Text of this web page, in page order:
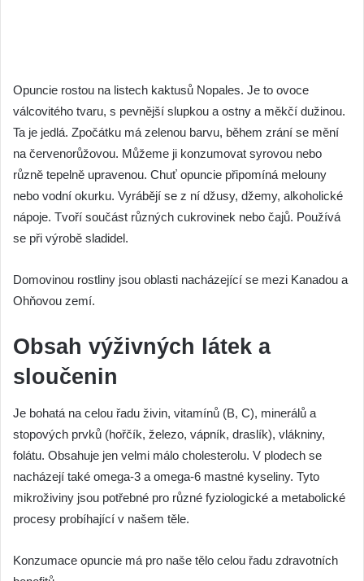
Opuncie rostou na listech kaktusů Nopales. Je to ovoce
válcovitého tvaru, s pevnější slupkou a ostny a měkčí dužinou.
Ta je jedlá. Zpočátku má zelenou barvu, během zrání se mění
na červenorůžovou. Můžeme ji konzumovat syrovou nebo
různě tepelně upravenou. Chuť opuncie připomíná melouny
nebo vodní okurku. Vyrábějí se z ní džusy, džemy, alkoholické
nápoje. Tvoří součást různých cukrovinek nebo čajů. Používá
se při výrobě sladidel.
Domovinou rostliny jsou oblasti nacházející se mezi Kanadou a
Ohňovou zemí.
Obsah výživných látek a
sloučenin
Je bohatá na celou řadu živin, vitamínů (B, C), minerálů a
stopových prvků (hořčík, železo, vápník, draslík), vlákniny,
folátu. Obsahuje jen velmi málo cholesterolu. V plodech se
nacházejí také omega-3 a omega-6 mastné kyseliny. Tyto
mikroživiny jsou potřebné pro různé fyziologické a metabolické
procesy probíhající v našem těle.
Konzumace opuncie má pro naše tělo celou řadu zdravotních